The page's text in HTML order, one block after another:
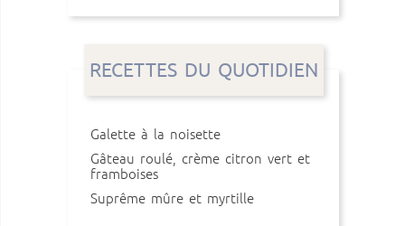
RECETTES DU QUOTIDIEN
Galette à la noisette
Gâteau roulé, crème citron vert et
framboises
Suprême mûre et myrtille